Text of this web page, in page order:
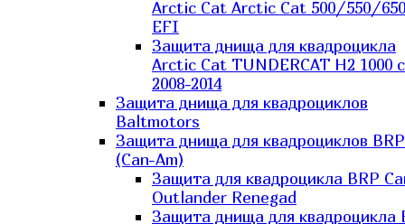
Arctic Cat Arctic Cat 500/550/
EFI
Защита днища для квадроцикла
Arctic Cat TUNDERCAT H2 1000 c
2008-2014
Защита днища для квадроциклов
Baltmotors
Защита днища для квадроциклов BRP
(Can-Am)
Защита для квадроцикла BRP
Outlander Renegad
Защита днища для квадроцикла